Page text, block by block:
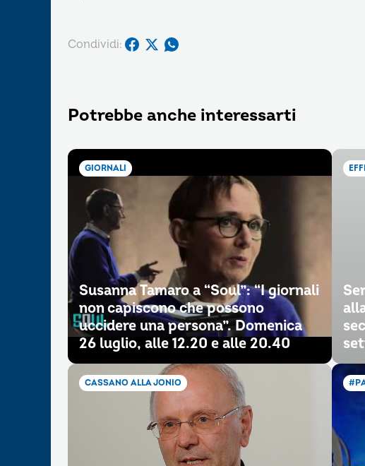
Condividi:
Potrebbe anche interessarti
GIORNALI
Susanna Tamaro a “Soul”: “I giornali
non capiscono che possono
uccidere una persona”. Domenica
26 luglio, alle 12.20 e alle 20.40
CASSANO ALLA JONIO